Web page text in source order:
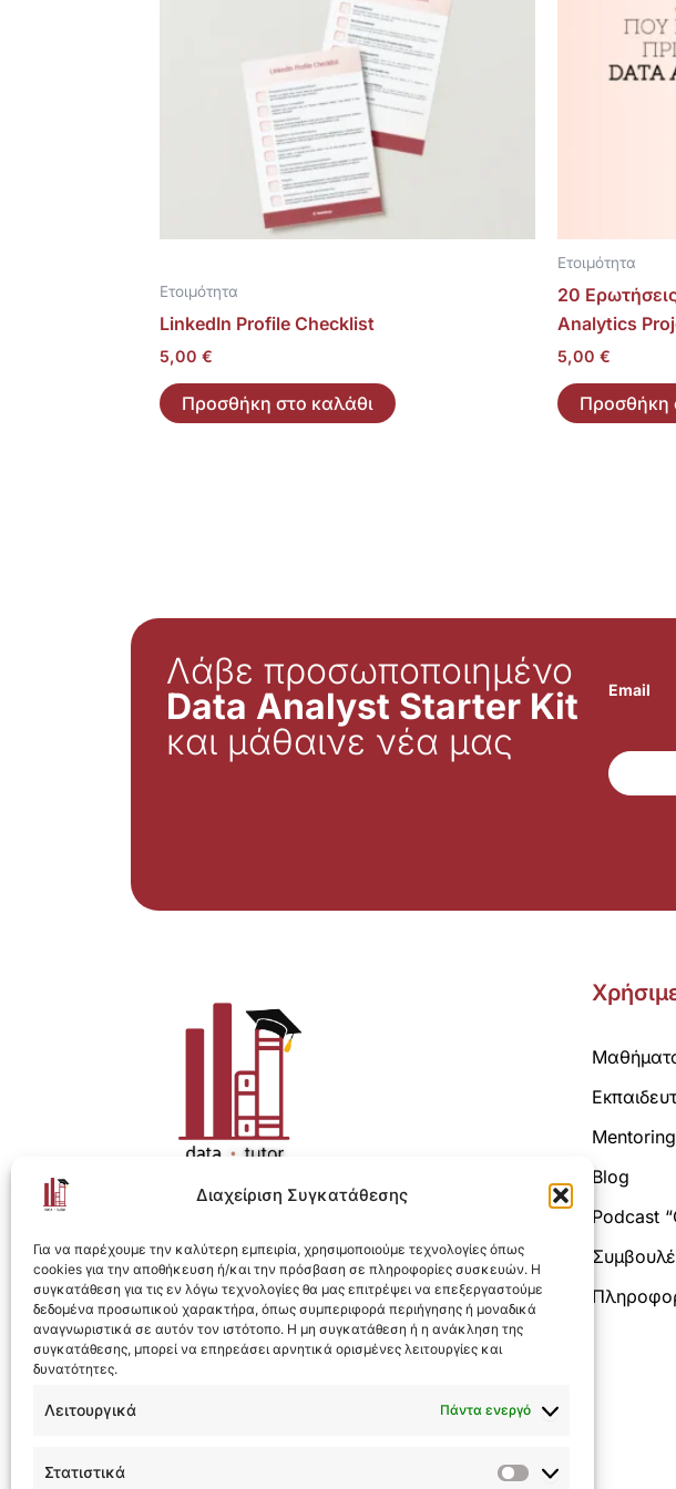
Διαχείριση Συγκατάθεσης
Για να παρέχουμε την καλύτερη εμπειρία, χρησιμοποιούμε τεχνολογίες όπως
cookies για την αποθήκευση ή/και την πρόσβαση σε πληροφορίες συσκευών. Η
συγκατάθεση για τις εν λόγω τεχνολογίες θα μας επιτρέψει να επεξεργαστούμε
δεδομένα προσωπικού χαρακτήρα, όπως συμπεριφορά περιήγησης ή μοναδικά
αναγνωριστικά σε αυτόν τον ιστότοπο. Η μη συγκατάθεση ή η ανάκληση της
συγκατάθεσης, μπορεί να επηρεάσει αρνητικά ορισμένες λειτουργίες και
δυνατότητες.
Λειτουργικά Πάντα ενεργό
Στατιστικά
Στατιστικά
Ετοιμότητα
LinkedIn Profile Checklist
5,00 €
Προσθήκη στο καλάθι
Ετοιμότητα
20
Analytics
5,00 €
Προσθήκη
Λάβε προσωποποιημένο
Data Analyst Starter Kit
και μάθαινε νέα μας
Email
Η ολοκληρωμένη e-learning λύση για Data Analytics.
Designed & Developed byFlare
Blog
Podcast